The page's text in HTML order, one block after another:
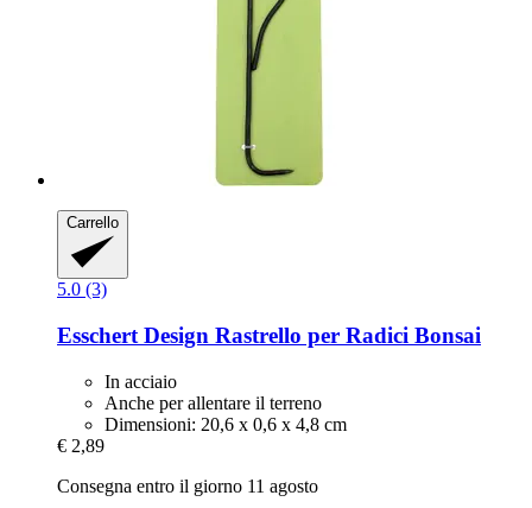
Carrello
5.0 (3)
Esschert Design Rastrello per Radici Bonsai
In acciaio
Anche per allentare il terreno
Dimensioni: 20,6 x 0,6 x 4,8 cm
€ 2,89
Consegna entro il giorno 11 agosto